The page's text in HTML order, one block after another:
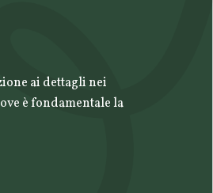
ai dettagli nei
è fondamentale la